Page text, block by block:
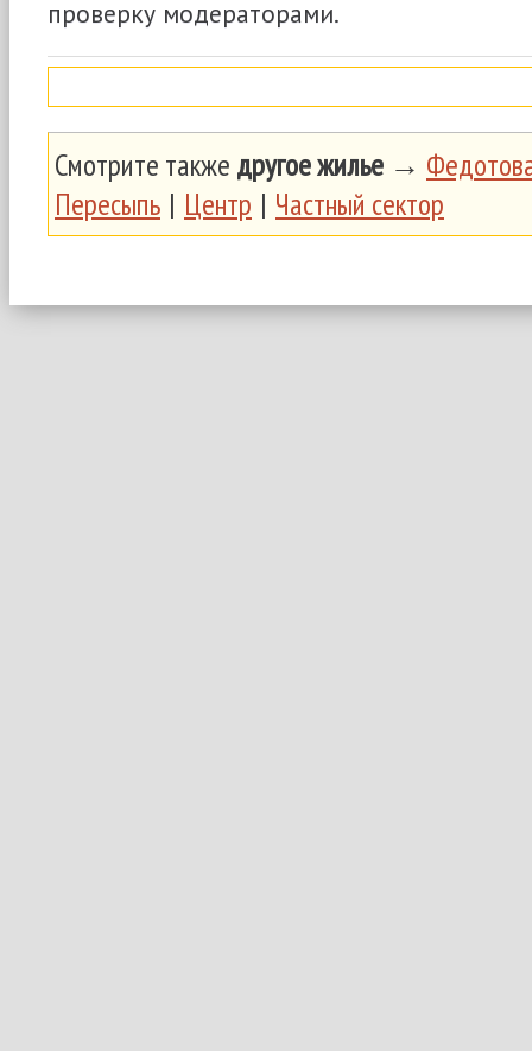
проверку модераторами.
Смотрите также другое жилье →
Пересыпь | Центр | Частный сектор